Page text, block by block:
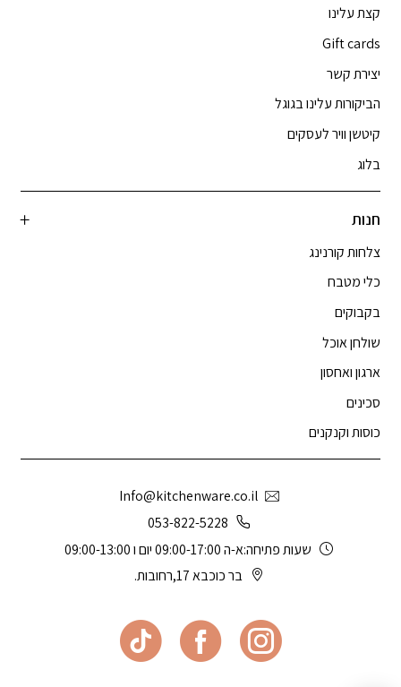
קצת עלינו
Gift cards
יצירת קשר
הביקורות עלינו בגוגל
קיטשן וויר לעסקים
בלוג
חנות
צלחות קורנינג
כלי מטבח
בקבוקים
שולחן אוכל
ארגון ואחסון
סכינים
כוסות וקנקנים
Info@kitchenware.co.il
053-822-5228
שעות פתיחה:א-ה 09:00-17:00 יום ו 09:00-13:00
בר כוכבא 17,רחובות.